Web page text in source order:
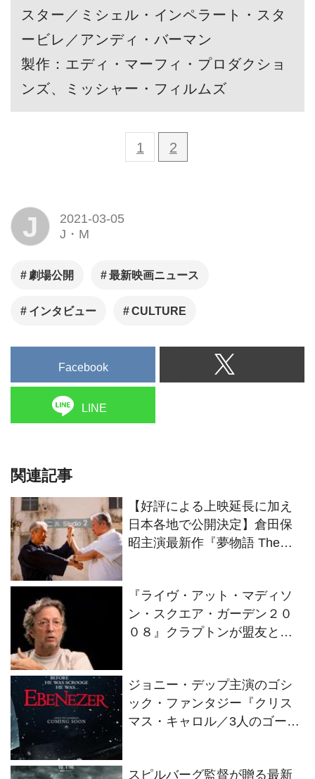
スター／ミシェル・インペラート・スタ
ービレ／アンディ・バーマン
製作：エディ・マーフィ・プロダクショ
ンズ、ミッシャー・フィルムズ
1 2
J
2021-03-05
J・M
劇場公開 最新映画ニュース
インタビュー CULTURE
Facebook
LINE
関連記事
【好評による上映延長に加え
日本各地で公開決定】倉田保
昭主演最新作『夢物語 The
『ライヴ・アット・マディソ
ン・スクエア・ガーデン２０
０８』クラプトンが盟友との
ジョニー・デップ主演のゴシ
ック・ファンタジー『クリス
マス・キャロル／3人のゴース
スピルバーグ監督が贈る最新